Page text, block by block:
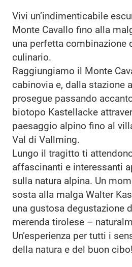
Vivi un’indimenticabile
Monte Cavallo fino alla
una perfetta combinazione
culinario.
Raggiungiamo il Monte
cabinovia e, dalla stazione
prosegue passando
biotopo Kastellacke
paesaggio alpino fino al
Val di Vallming.
Lungo il tragitto ti
affascinanti e interessanti
sulla natura alpina. Un
sosta alla malga Walter
una gustosa degustazione
merenda tirolese –
Un’esperienza per tutti i
della natura e del buon cibo!